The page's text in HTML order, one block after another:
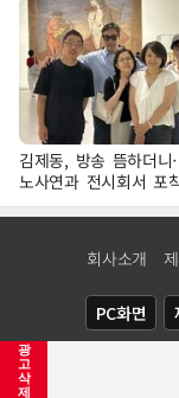
광
고
삭
제
김제동, 방송 뜸하더
노사연과 전시회서 포
회사소개
PC화면